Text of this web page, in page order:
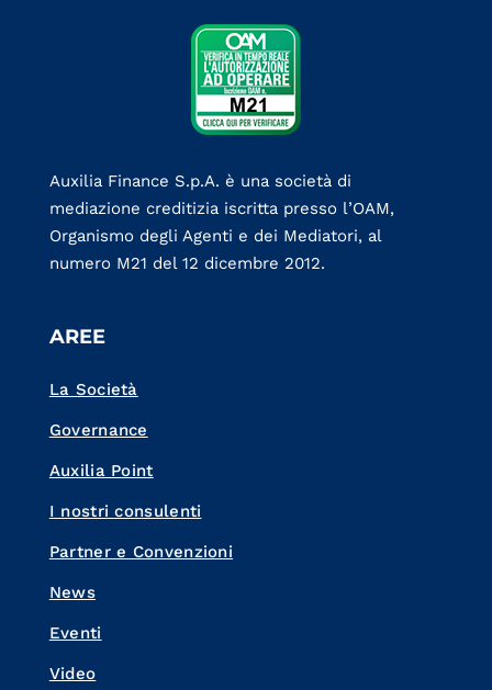
Auxilia Finance S.p.A. è una società di
mediazione creditizia iscritta presso l’OAM,
Organismo degli Agenti e dei Mediatori, al
numero M21 del 12 dicembre 2012.
AREE
La Società
Governance
Auxilia Point
I nostri consulenti
Partner e Convenzioni
News
Eventi
Video